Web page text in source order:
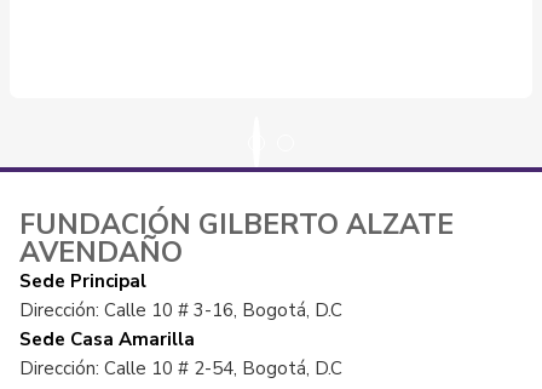
FUNDACIÓN GILBERTO ALZATE
AVENDAÑO
Sede Principal
Dirección: Calle 10 # 3-16, Bogotá, D.C
Sede Casa Amarilla
Dirección: Calle 10 # 2-54, Bogotá, D.C